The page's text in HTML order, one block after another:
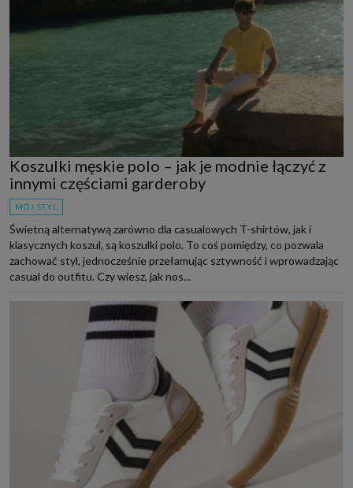
Koszulki męskie polo – jak je modnie łączyć z
innymi częściami garderoby
MÓJ STYL
Świetną alternatywą zarówno dla casualowych T-shirtów, jak i
klasycznych koszul, są koszulki polo. To coś pomiędzy, co pozwala
zachować styl, jednocześnie przełamując sztywność i wprowadzając
casual do outfitu. Czy wiesz, jak nos...